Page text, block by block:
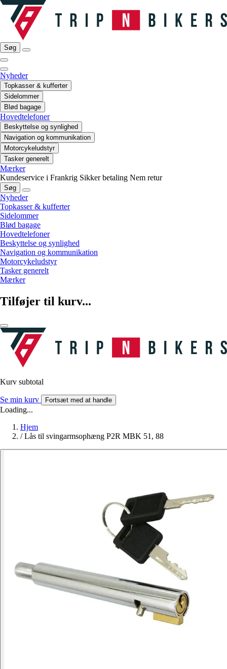
Søg
Nyheder
Topkasser & kufferter
Sidelommer
Blød bagage
Hovedtelefoner
Beskyttelse og synlighed
Navigation og kommunikation
Motorcykeludstyr
Tasker generelt
Mærker
Kundeservice i Frankrig Sikker betaling Nem retur
Søg
Nyheder
Topkasser & kufferter
Sidelommer
Blød bagage
Hovedtelefoner
Beskyttelse og synlighed
Navigation og kommunikation
Motorcykeludstyr
Tasker generelt
Mærker
Tilføjer til kurv...
Kurv subtotal
Se min kurv Fortsæt med at handle
Loading...
Hjem
/ Lås til svingarmsophæng P2R MBK 51, 88